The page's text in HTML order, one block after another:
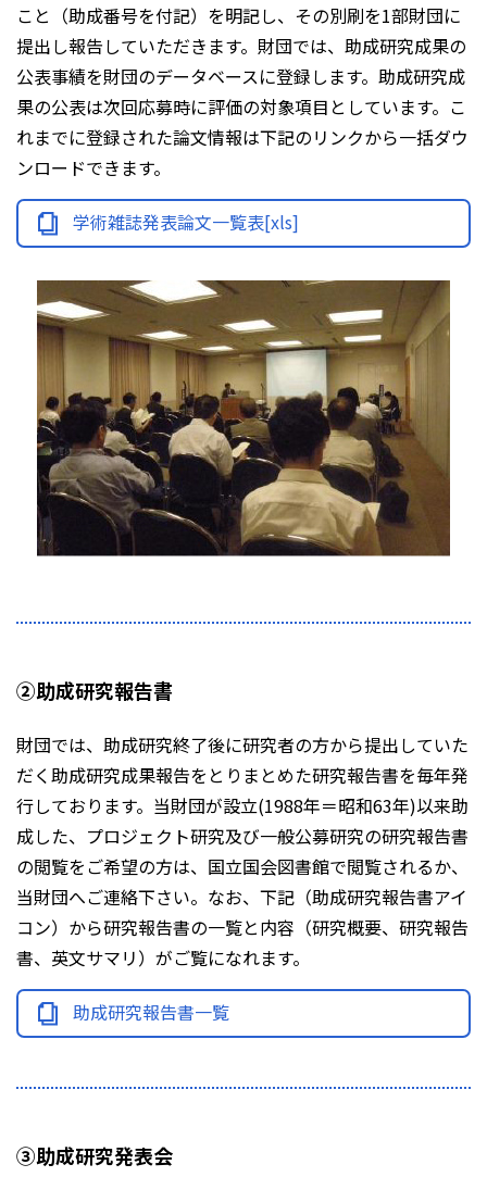
こと（助成番号を付記）を明記し、その別刷を1部財団に
提出し報告していただきます。財団では、助成研究成果の
公表事績を財団のデータベースに登録します。助成研究成
果の公表は次回応募時に評価の対象項目としています。こ
れまでに登録された論文情報は下記のリンクから一括ダウ
ンロードできます。
学術雑誌発表論文一覧表[xls]
②助成研究報告書
財団では、助成研究終了後に研究者の方から提出していた
だく助成研究成果報告をとりまとめた研究報告書を毎年発
行しております。当財団が設立(1988年＝昭和63年)以来助
成した、プロジェクト研究及び一般公募研究の研究報告書
の閲覧をご希望の方は、国立国会図書館で閲覧されるか、
当財団へご連絡下さい。なお、下記（助成研究報告書アイ
コン）から研究報告書の一覧と内容（研究概要、研究報告
書、英文サマリ）がご覧になれます。
助成研究報告書一覧
③助成研究発表会